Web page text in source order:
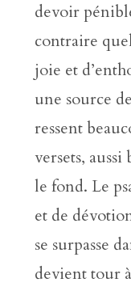
devoir
contraire
joie et
une source
ressent
versets,
le fond. Le
et de
se surpasse
devient tour